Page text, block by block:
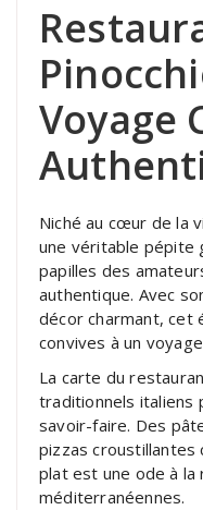
Voyage
Niché au cœur de la
une véritable pépite
papilles des
authentique. Avec
décor charmant, cet
convives à un
La carte du
traditionnels italiens
savoir-faire. Des
pizzas croustillantes
plat est une ode à la
méditerranéennes.